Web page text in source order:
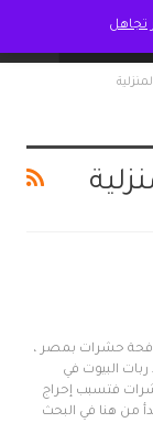
حشرات بمصر ،
البيوت في
فتسبب إحراج
من هنا في البحث
تجاهل